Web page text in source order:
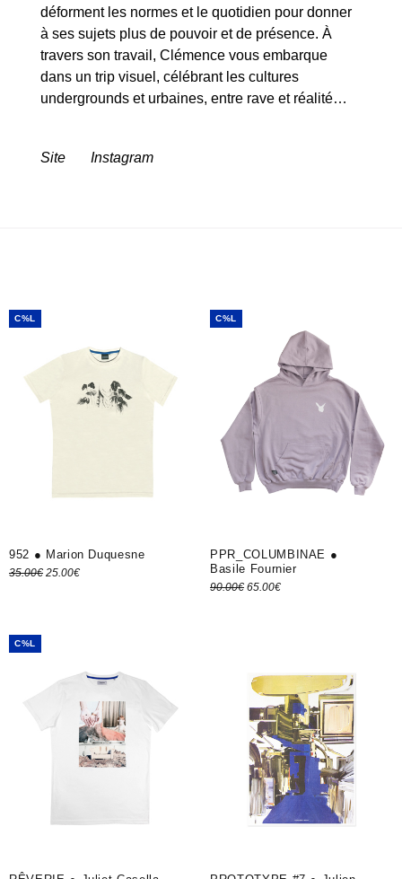
déforment les normes et le quotidien pour donner
à ses sujets plus de pouvoir et de présence. À
travers son travail, Clémence vous embarque
dans un trip visuel, célébrant les cultures
undergrounds et urbaines, entre rave et réalité…
Site Instagram
C%L
952 ● Marion Duquesne
35.00€ Le prix
25.00€Le prix
C%L
PPR_COLUMBINAE ●
Basile Fournier
90.00€ Le prix
65.00€Le prix
C%L